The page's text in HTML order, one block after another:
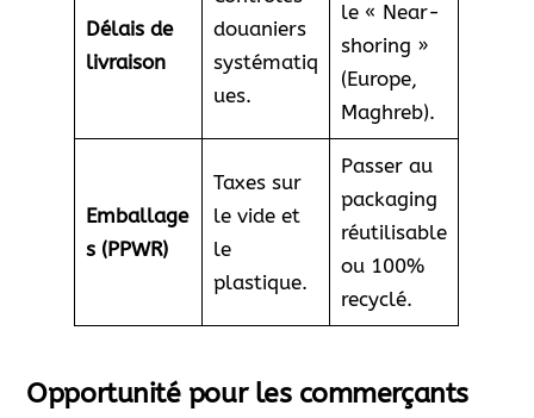
Délais de
livraison
douaniers
systématiq
ues.
le « Near-
shoring »
(Europe,
Maghreb).
Emballage
s (PPWR)
Taxes sur
le vide et
le
plastique.
Passer au
packaging
réutilisable
ou 100%
recyclé.
Opportunité pour les commerçants